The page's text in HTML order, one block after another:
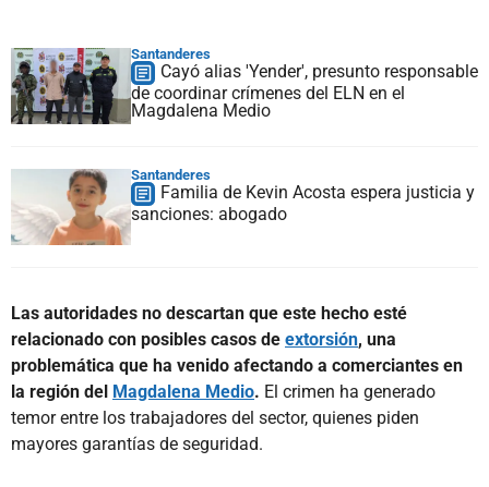
Santanderes
Cayó alias 'Yender', presunto responsable
de coordinar crímenes del ELN en el
Magdalena Medio
Santanderes
Familia de Kevin Acosta espera justicia y
sanciones: abogado
Las autoridades no descartan que este hecho esté
relacionado con posibles casos de extorsión, una
problemática que ha venido afectando a comerciantes en
la región del Magdalena Medio. El crimen ha generado
temor entre los trabajadores del sector, quienes piden
mayores garantías de seguridad.